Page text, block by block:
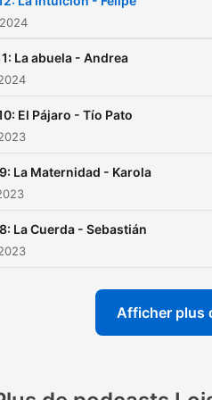
La abuela - Andrea
El Pájaro - Tío Pato
La Maternidad - Karola
La Cuerda - Sebastián
Afficher plus